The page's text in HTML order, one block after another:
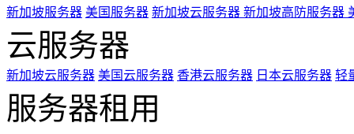
新加坡服务器 美国服务器 新加坡云服务器 新加坡高防服务器
云服务器
新加坡云服务器 美国云服务器 香港云服务器 日本云服务器 轻
服务器租用